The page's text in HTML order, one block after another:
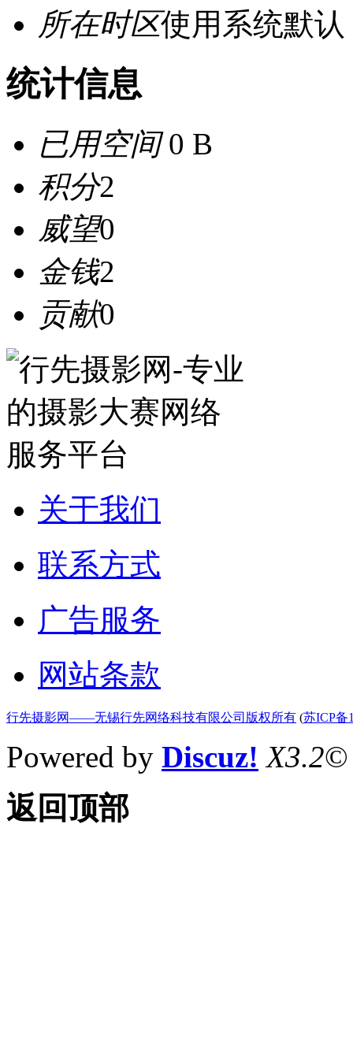
所在时区使用系统默认
统计信息
已用空间0 B
积分2
威望0
金钱2
贡献0
关于我们
联系方式
广告服务
网站条款
行先摄影网——无锡行先网络科技有限公司版权所有 (苏ICP备
Powered by Discuz! X3.2©
返回顶部